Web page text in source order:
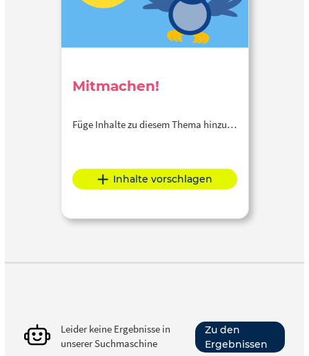
Mitmachen!
Füge Inhalte zu diesem Thema hinzu…
Inhalte vorschlagen
Leider keine Ergebnisse in
unserer Suchmaschine
Zu den
Ergebnissen